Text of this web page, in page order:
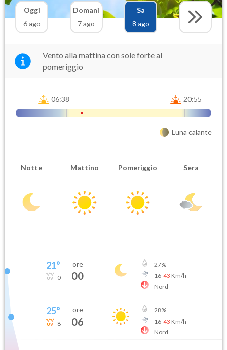
Oggi
6 ago
Domani
7 ago
Sa
8 ago
Vento alla mattina con sole forte al
pomeriggio
06:38 20:55
Luna calante
Notte Mattino Pomeriggio Sera
21°
0
ore
00
27%
16-43 Km/h
Nord
25°
8
ore
06
28%
16-43 Km/h
Nord